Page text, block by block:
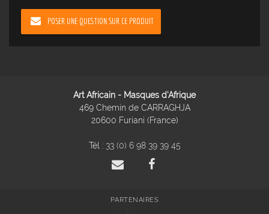
POSER UNE QUESTION SUR CE PRODUIT
Art Africain - Masques d'Afrique
469 Chemin de CARRAGHJA
20600 Furiani (France)
Tél : 33 (0) 6 98 39 39 45
PARTENAIRES